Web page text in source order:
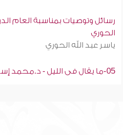
رسائل وتوصيات بمناسبة العام
الحوري
ياسر عبد الله الحوري
05-ما يقال فى الليل - د.محمد إسماعيل المقدم